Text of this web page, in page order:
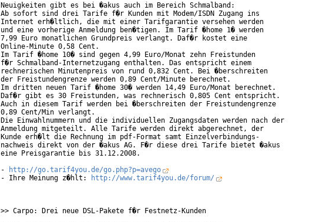
Neuigkeiten gibt es bei �akus auch im Bereich Schmalband:
Ab sofort sind drei Tarife f�r Kunden mit Modem/ISDN Zugang ins
Internet erh�ltlich, die mit einer Tarifgarantie versehen werden
und eine vorherige Anmeldung ben�tigen. Im Tarif �home 1� werden
7,99 Euro monatlichen Grundpreis verlangt. Daf�r kostet eine
Online-Minute 0,58 Cent.
Im Tarif �home 10� sind gegen 4,99 Euro/Monat zehn Freistunden
f�r Schmalband-Internetzugang enthalten. Das entspricht einem
rechnerischen Minutenpreis von rund 0,832 Cent. Bei �berschreiten
der Freistundengrenze werden 0,89 Cent/Minute berechnet.
Im dritten neuen Tarif �home 30� werden 14,49 Euro/Monat berechnet.
Daf�r gibt es 30 Freistunden, was rechnerisch 0,805 Cent entspricht.
Auch in diesem Tarif werden bei �berschreiten der Freistundengrenze
0,89 Cent/Min verlangt.
Die Einwahlnummern und die individuellen Zugangsdaten werden nach der
Anmeldung mitgeteilt. Alle Tarife werden direkt abgerechnet, der
Kunde erh�lt die Rechnung im pdf-Format samt Einzelverbindungs-
nachweis direkt von der �akus AG. F�r diese drei Tarife bietet �akus
eine Preisgarantie bis 31.12.2008.
-
http://go.tarif4you.de/go.php?p=avego
- Ihre Meinung z�hlt:
http://www.tarif4you.de/forum/
>> Carpo: Drei neue DSL-Pakete f�r Festnetz-Kunden